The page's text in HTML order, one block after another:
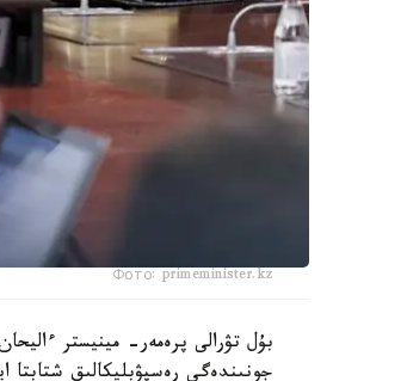
Фото: primeminister.kz
بۇل تۋرالى پرەمەر- مينيستر
جونىندەگى رەسپۋبليكالىق شتابتا